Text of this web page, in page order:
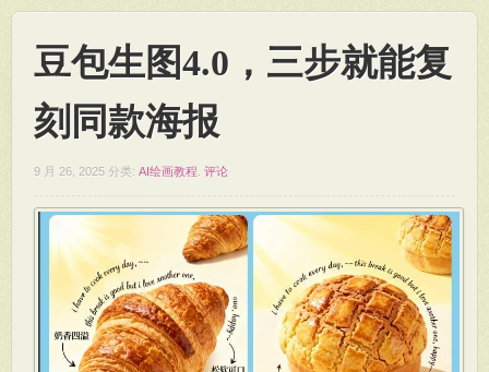
豆包生图4.0，三步就能复
刻同款海报
9 月 26, 2025 分类: AI绘画教程 评论